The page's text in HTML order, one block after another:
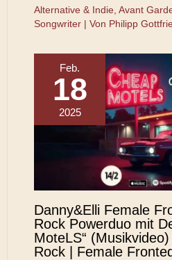
Alternative & Indie,Avant
Songwriter | Von Philipp
Feb.
18
2025
Danny&Elli Female
Rock Powerduo mit
MoteLS“
Rock | Female